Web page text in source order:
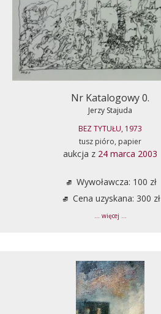
Nr Katalogowy 0.
Jerzy Stajuda
BEZ TYTUŁU, 1973
tusz pióro, papier
aukcja z 24 marca 2003
Wywoławcza: 100 zł
Cena uzyskana: 300 zł
... więcej ...